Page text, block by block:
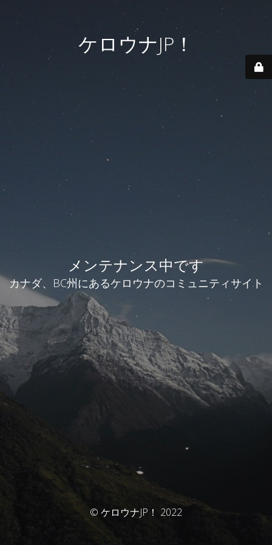
ケロウナJP！
メンテナンス中です
カナダ、BC州にあるケロウナのコミュニティサイト
© ケロウナJP！ 2022